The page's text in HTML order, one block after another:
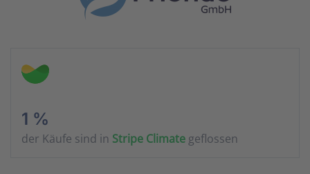
1 %
der Käufe sind in Stripe Climate geflossen